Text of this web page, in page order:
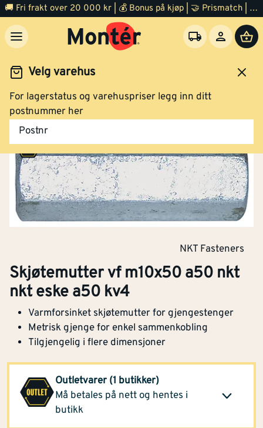
🚚 Fri frakt over 20 000 kr | 💰 Bonus på kjøp | 🤝 Prismatch | ⭐ 100% fornøyd garanti | 🏪 140 byggevarehus
Velg varehus
For lagerstatus og varehuspriser legg inn ditt
postnummer her
Postnr
Festemidler Skiver og muttere
NKT Fasteners
Skjøtemutter vf m10x50 a50 nkt
nkt eske a50 kv4
Varmforsinket skjøtemutter for gjengestenger
Metrisk gjenge for enkel sammenkobling
Tilgjengelig i flere dimensjoner
Outletvarer (1 butikker)
Må betales på nett og hentes i
butikk
Montér Askøy (0.8 esk)
Opprinnelig pris
1 279,-
Klikk og hent